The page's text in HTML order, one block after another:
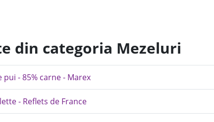
din categoria Mezeluri
- 85% carne - Marex
- Reflets de France